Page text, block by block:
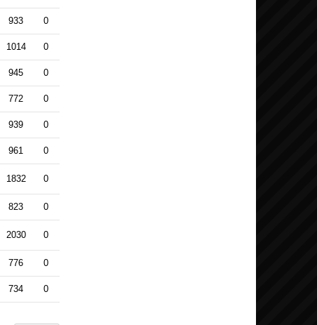
933 0
1014 0
945 0
772 0
939 0
961 0
1832 0
823 0
2030 0
776 0
734 0